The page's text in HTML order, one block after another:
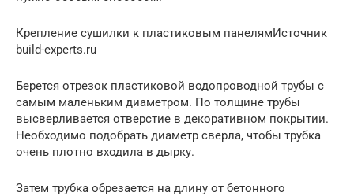
Крепление сушилки к пластиковым панелямИсточник
build-experts.ru
Берется отрезок пластиковой водопроводной трубы с
самым маленьким диаметром. По толщине трубы
высверливается отверстие в декоративном покрытии.
Необходимо подобрать диаметр сверла, чтобы трубка
очень плотно входила в дырку.
Затем трубка обрезается на длину от бетонного